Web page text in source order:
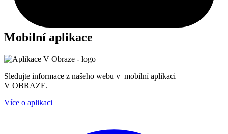
Mobilní aplikace
Sledujte informace z našeho webu v mobilní aplikaci –
V OBRAZE.
Více o aplikaci